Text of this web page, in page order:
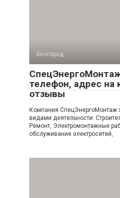
Белгород
телефон, адрес на
отзывы
Компания
видами деятельности:
Ремонт, Электромонтажные
обслуживание электросетей,